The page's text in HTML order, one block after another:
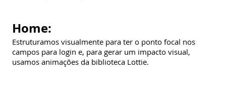
Home:
Estruturamos visualmente para ter o ponto focal nos
campos para login e, para gerar um impacto visual,
usamos animações da biblioteca Lottie.